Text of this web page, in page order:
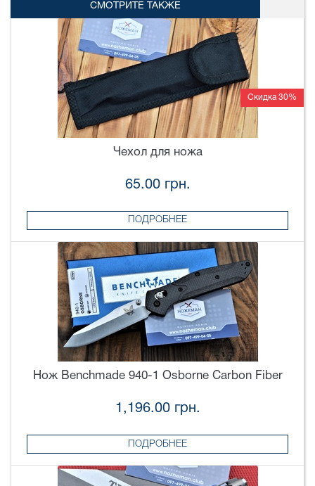
СМОТРИТЕ ТАКЖЕ
Скидка 30%
Чехол для ножа
65.00 грн.
ПОДРОБНЕЕ
Нож Benchmade 940-1 Osborne Carbon Fiber
1,196.00 грн.
ПОДРОБНЕЕ